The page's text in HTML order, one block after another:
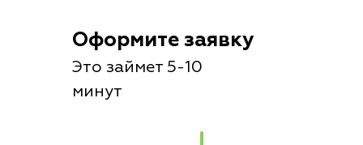
Оформите заявку
Это займет 5-10
минут